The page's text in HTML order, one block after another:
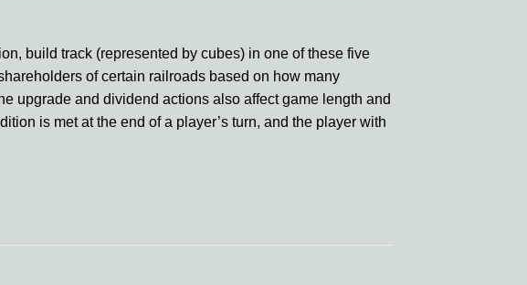
build track (represented by cubes) in one of these five
of certain railroads based on how many
upgrade and dividend actions also affect game length and
is met at the end of a player’s turn, and the player with